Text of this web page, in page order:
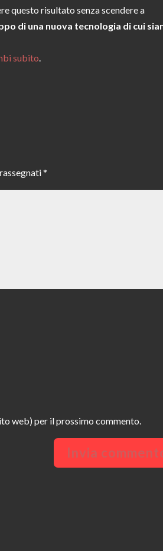
questo risultato senza scendere a
di una nuova tecnologia di cui
subito
*
web) per il prossimo commento.